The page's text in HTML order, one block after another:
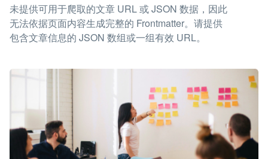
未提供可用于爬取的文章 URL 或 JSON 数据，因此
无法依据页面内容生成完整的 Frontmatter。请提供
包含文章信息的 JSON 数组或一组有效 URL。